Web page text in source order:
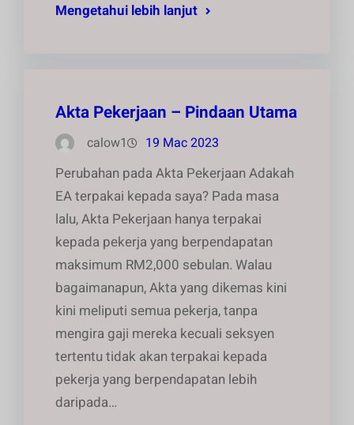
Mengetahui lebih lanjut
Akta Pekerjaan – Pindaan Utama
calow1 19 Mac 2023
Perubahan pada Akta Pekerjaan Adakah
EA terpakai kepada saya? Pada masa
lalu, Akta Pekerjaan hanya terpakai
kepada pekerja yang berpendapatan
maksimum RM2,000 sebulan. Walau
bagaimanapun, Akta yang dikemas kini
kini meliputi semua pekerja, tanpa
mengira gaji mereka kecuali seksyen
tertentu tidak akan terpakai kepada
pekerja yang berpendapatan lebih
daripada…